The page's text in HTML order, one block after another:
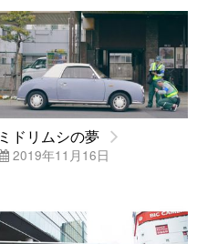
ミドリムシの夢
2019年11月16日